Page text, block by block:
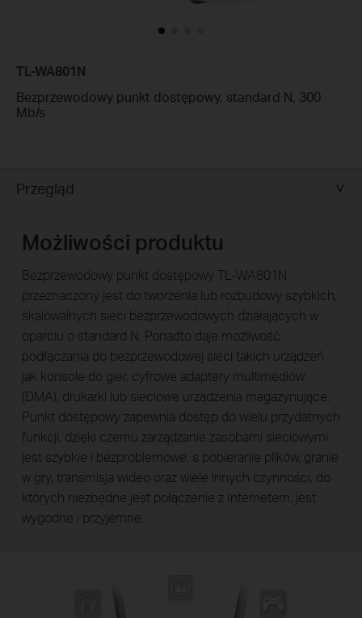
TL-WA801N
Bezprzewodowy punkt dostępowy, standard N, 300
Mb/s
Przegląd
Możliwości produktu
Bezprzewodowy punkt dostępowy TL-WA801N
przeznaczony jest do tworzenia lub rozbudowy szybkich,
skalowalnych sieci bezprzewodowych działających w
oparciu o standard N. Ponadto daje możliwość
podłączania do bezprzewodowej sieci takich urządzeń
jak konsole do gier, cyfrowe adaptery multimediów
(DMA), drukarki lub sieciowe urządzenia magazynujące.
Punkt dostępowy zapewnia dostęp do wielu przydatnych
funkcji, dzięki czemu zarządzanie zasobami sieciowymi
jest szybkie i bezproblemowe, s pobieranie plików, granie
w gry, transmisja wideo oraz wiele innych czynności, do
których niezbędne jest połączenie z Internetem, jest
wygodne i przyjemne.